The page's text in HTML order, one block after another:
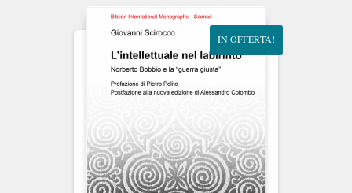
IN OFFERTA!